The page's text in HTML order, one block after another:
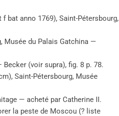
bat anno 1769), Saint-Pétersbourg,
Musée du Palais Gatchina —
(voir supra), fig. 8 p. 78.
Saint-Pétersbourg, Musée
— acheté par Catherine II.
la peste de Moscou (? liste